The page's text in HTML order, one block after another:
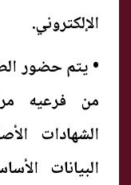
الإلكتروني.
• يتم حضور
من فرعيه
الشهادات
البيانات